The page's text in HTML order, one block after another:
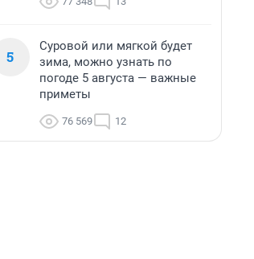
5
Суровой или мягкой будет
зима, можно узнать по
погоде 5 августа — важные
приметы
76 569 12